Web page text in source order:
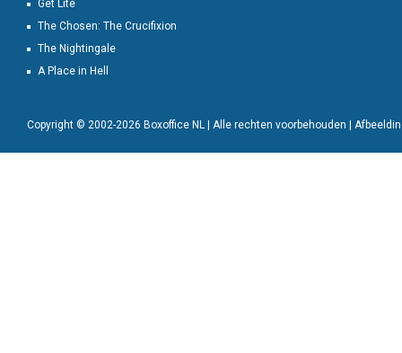
Get Lite
The Chosen: The Crucifixion
The Nightingale
A Place in Hell
Copyright © 2002-2026 Boxoffice NL | Alle rechten voorbehouden |